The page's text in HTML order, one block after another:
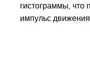
гистограммы, что
импульс